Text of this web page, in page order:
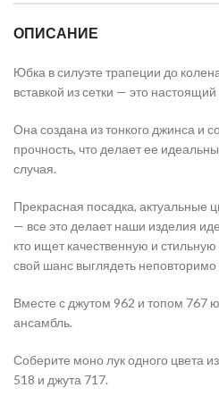
ОПИСАНИЕ
Юбка в силуэте трапеции до
вставкой из сетки — это
Она создана из тонкого джинса и
прочность, что делает ее
случая.
Прекрасная посадка, актуальные
— все это делает наши изделия
кто ищет качественную и
свой шанс выглядеть неповторимо
Вместе с джутом 962 и топом 767
ансамбль.
Соберите моно лук одного цвета
518 и джута 717.